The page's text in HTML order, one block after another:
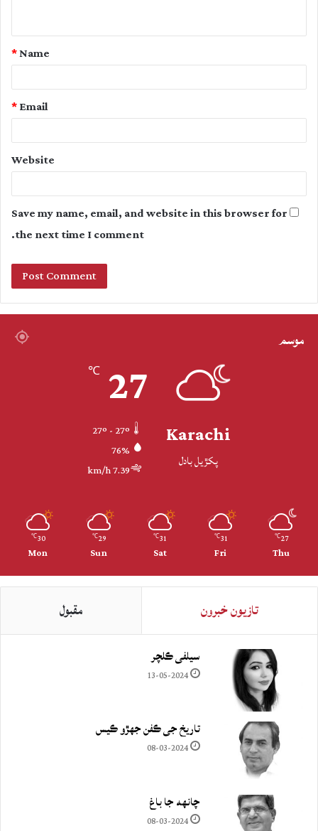
t
Name
*
Email
*
Website
Save my name, email, and website in this browser for
the next time I comment.
موسم
Karachi
پکڙيل بادل
27
℃
76%
7.39 km/h
27
℃
Thu
31
℃
Fri
31
℃
Sat
29
℃
Sun
30
℃
Mon
تازيون خبرون مقبول
سيلفي ڪلچر
13-05-2024
تاريخ جي ڪفن جھڙو ڪيس
08-03-2024
چانهه جا باغ
08-03-2024